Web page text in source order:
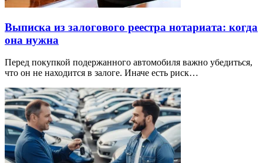
Выписка из залогового реестра нотариата: когда
она нужна
Перед покупкой подержанного автомобиля важно убедиться,
что он не находится в залоге. Иначе есть риск…